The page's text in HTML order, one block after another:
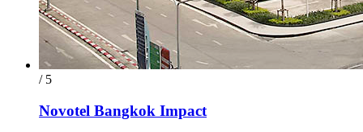
/ 5
Novotel Bangkok Impact